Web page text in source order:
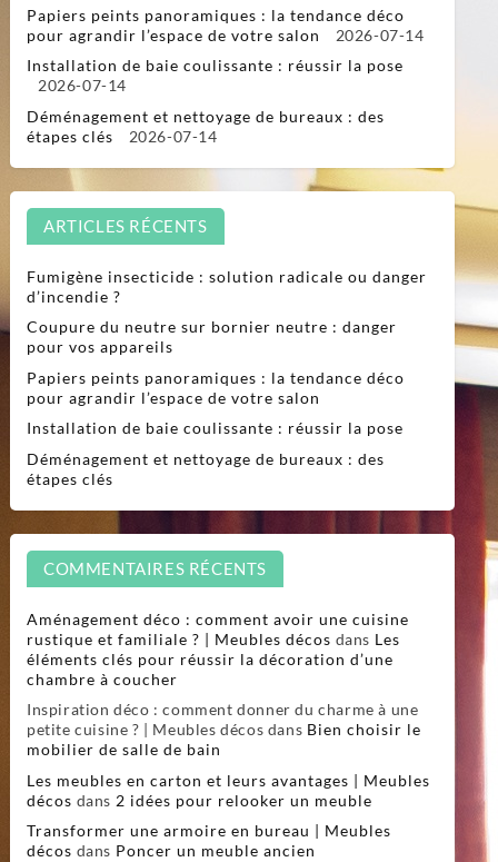
Papiers peints panoramiques : la tendance déco
pour agrandir l’espace de votre salon
2026-07-14
Installation de baie coulissante : réussir la pose
2026-07-14
Déménagement et nettoyage de bureaux : des
étapes clés
2026-07-14
ARTICLES RÉCENTS
Fumigène insecticide : solution radicale ou danger
d’incendie ?
Coupure du neutre sur bornier neutre : danger
pour vos appareils
Papiers peints panoramiques : la tendance déco
pour agrandir l’espace de votre salon
Installation de baie coulissante : réussir la pose
Déménagement et nettoyage de bureaux : des
étapes clés
COMMENTAIRES RÉCENTS
Aménagement déco : comment avoir une cuisine
rustique et familiale ? | Meubles décos dans Les
éléments clés pour réussir la décoration d’une
chambre à coucher
Inspiration déco : comment donner du charme à une
petite cuisine ? | Meubles décos dans Bien choisir le
mobilier de salle de bain
Les meubles en carton et leurs avantages | Meubles
décos dans 2 idées pour relooker un meuble
Transformer une armoire en bureau | Meubles
décos dans Poncer un meuble ancien